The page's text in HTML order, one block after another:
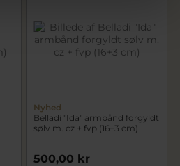
Nyhed
Belladi "Ida" armbånd forgyldt
sølv m. cz + fvp (16+3 cm)
500,00 kr